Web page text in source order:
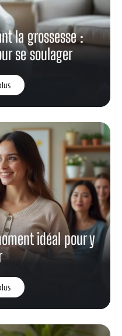
la grossesse :
se soulager
idéal pour y